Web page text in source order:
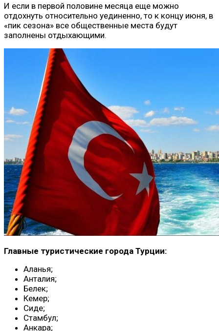
И если в первой половине месяца еще можно
отдохнуть относительно уединенно, то к концу июня, в
«пик сезона» все общественные места будут
заполнены отдыхающими.
Главные туристические города Турции:
Аланья;
Анталия;
Белек;
Кемер;
Сиде;
Стамбул;
Анкара;